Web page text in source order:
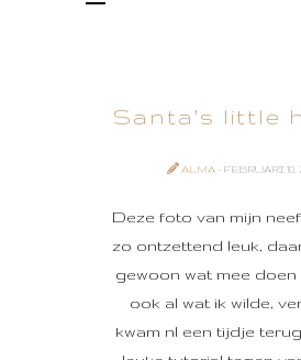
Santa's little
ALMA - FEBRUARI 10,
Deze foto van mijn
zo ontzettend leuk,
gewoon wat mee doen
ook al wat ik wilde,
kwam nl een tijdje